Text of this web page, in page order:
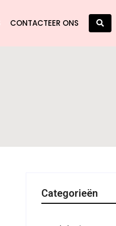
CONTACTEER ONS
Categorieën